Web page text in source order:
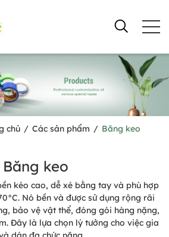
chủ / Các sản phẩm / Băng keo
Băng keo
kéo cao, dễ xé bằng tay và phù hợp
Nó bền và được sử dụng rộng rãi
bảo vệ vật thể, đóng gói hàng nặng,
Đây là lựa chọn lý tưởng cho việc gia